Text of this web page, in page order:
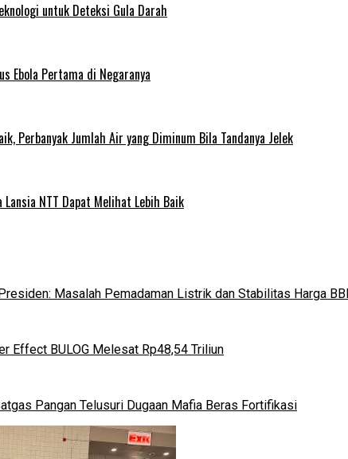
untuk Deteksi Gula Darah
Ebola Pertama di Negaranya
Perbanyak Jumlah Air yang Diminum Bila Tandanya Jelek
NTT Dapat Melihat Lebih Baik
Masalah Pemadaman Listrik dan Stabilitas Harga
Effect BULOG Melesat Rp48,54 Triliun
Pangan Telusuri Dugaan Mafia Beras Fortifikasi